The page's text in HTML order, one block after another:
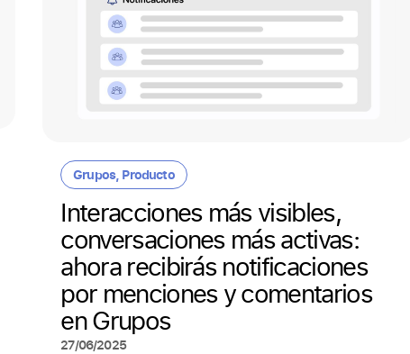
Grupos, Producto
Interacciones más visibles,
conversaciones más activas:
ahora recibirás notificaciones
por menciones y comentarios
en Grupos
27/06/2025